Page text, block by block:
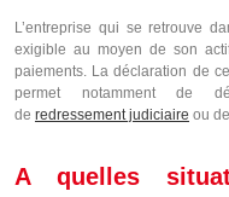
L’entreprise qui se retrouve
exigible au moyen de son
paiements. La déclaration de
permet notamment de
de redressement judiciaire ou de
A quelles